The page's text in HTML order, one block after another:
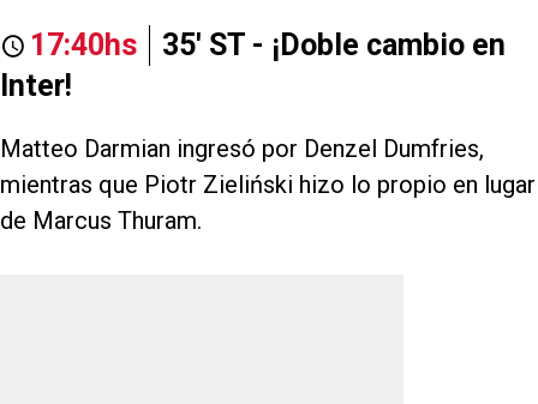
17:40hs
35' ST - ¡Doble cambio en
Inter!
Matteo Darmian ingresó por Denzel Dumfries,
mientras que Piotr Zieliński hizo lo propio en lugar
de Marcus Thuram.